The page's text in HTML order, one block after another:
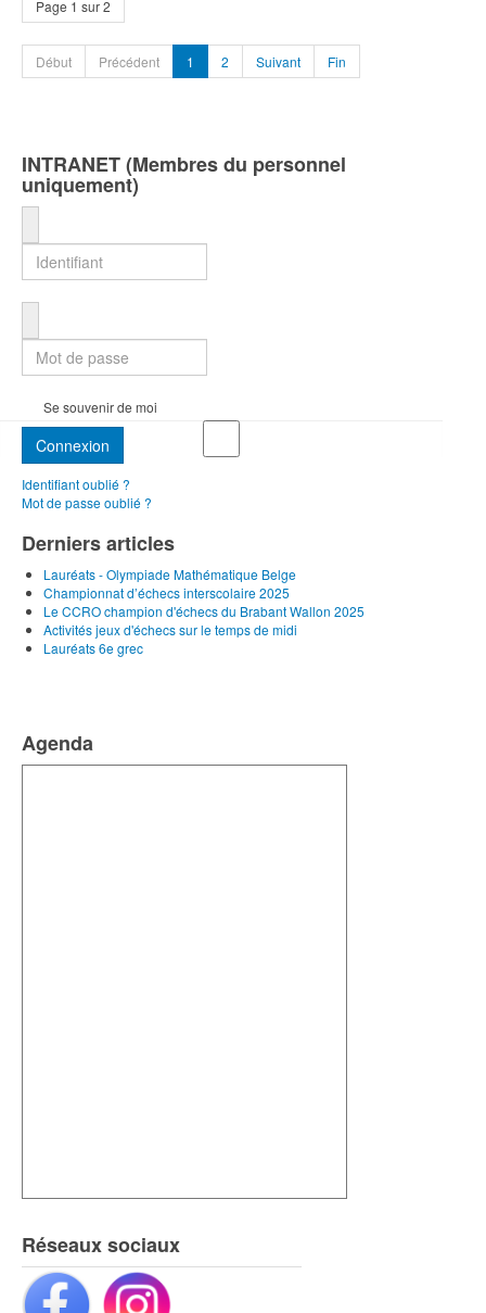
Page 1 sur 2
Début Précédent 1 2 Suivant Fin
INTRANET (Membres du personnel
uniquement)
Se souvenir de moi
Connexion
Identifiant oublié ?
Mot de passe oublié ?
Derniers articles
Lauréats - Olympiade Mathématique Belge
Championnat d’échecs interscolaire 2025
Le CCRO champion d'échecs du Brabant Wallon 2025
Activités jeux d'échecs sur le temps de midi
Lauréats 6e grec
Agenda
Réseaux sociaux